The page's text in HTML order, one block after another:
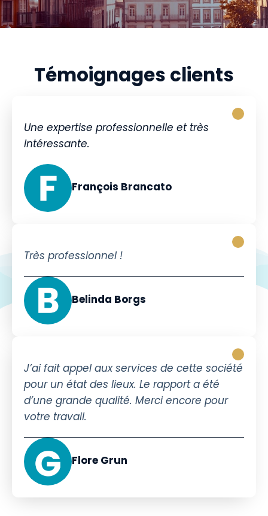
Témoignages clients
Une expertise professionnelle et très
intéressante.
François Brancato
Très professionnel !
Belinda Borgs
J’ai fait appel aux services de cette société
pour un état des lieux. Le rapport a été
d’une grande qualité. Merci encore pour
votre travail.
Flore Grun